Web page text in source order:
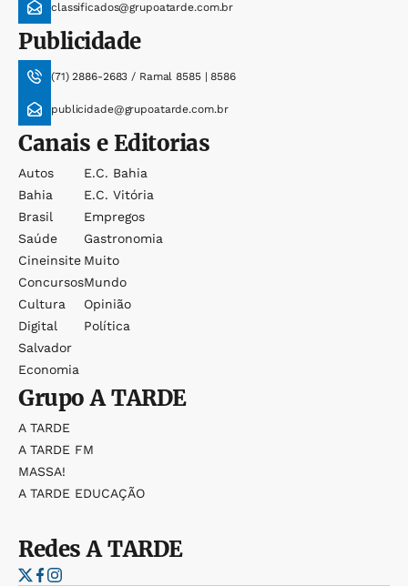
classificados@grupoatarde.com.br
Publicidade
(71) 2886-2683 / Ramal 8585 | 8586
publicidade@grupoatarde.com.br
Canais e Editorias
Autos
Bahia
Brasil
Saúde
Cineinsite
Concursos
Cultura
Digital
Salvador
Economia
E.c. Bahia
E.c. Vitória
Empregos
Gastronomia
Muito
Mundo
Opinião
Política
GrupoA TARDE
A TARDE
A TARDE FM
MASSA!
A TARDE EDUCAÇÃO
RedesA TARDE